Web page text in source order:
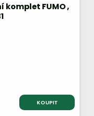
komplet FUMO ,
KOUPIT